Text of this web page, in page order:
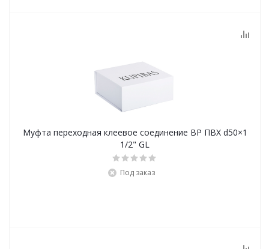
Муфта переходная клеевое соединение ВР ПВХ d50×1
1/2" GL
Под заказ